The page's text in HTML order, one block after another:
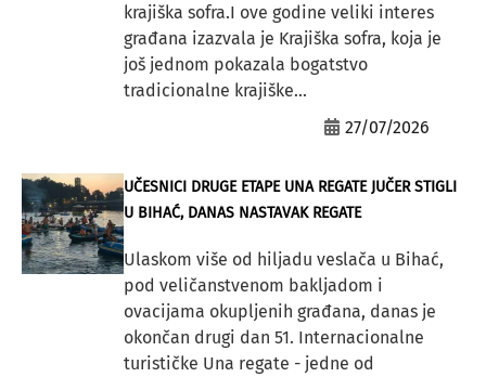
krajiška sofra.I ove godine veliki interes
građana izazvala je Krajiška sofra, koja je
još jednom pokazala bogatstvo
tradicionalne krajiške...
27/07/2026
UČESNICI DRUGE ETAPE UNA REGATE JUČER STIGLI
U BIHAĆ, DANAS NASTAVAK REGATE
Ulaskom više od hiljadu veslača u Bihać,
pod veličanstvenom bakljadom i
ovacijama okupljenih građana, danas je
okončan drugi dan 51. Internacionalne
turističke Una regate - jedne od